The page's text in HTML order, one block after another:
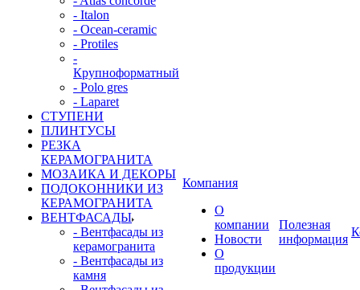
- Italon
- Ocean-ceramic
- Protiles
-
Крупноформатный
- Polo gres
- Laparet
СТУПЕНИ
ПЛИНТУСЫ
РЕЗКА
КЕРАМОГРАНИТА
МОЗАИКА И ДЕКОРЫ
ПОДОКОННИКИ ИЗ
КЕРАМОГРАНИТА
ВЕНТФАСАДЫ
- Вентфасады из
керамогранита
- Вентфасады из
камня
Компания
О
компании
Новости
О
продукции
Полезная
информация